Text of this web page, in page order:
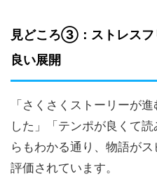
見どころ③：ストレスフ
良い展開
「さくさくストーリーが
した」「テンポが良くて
らもわかる通り、物語が
評価されています。